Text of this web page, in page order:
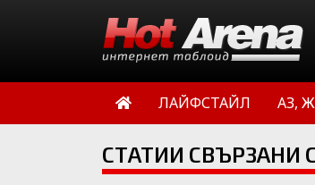
ЛАЙФСТАЙЛ АЗ,
СТАТИИ СВЪРЗАНИ С